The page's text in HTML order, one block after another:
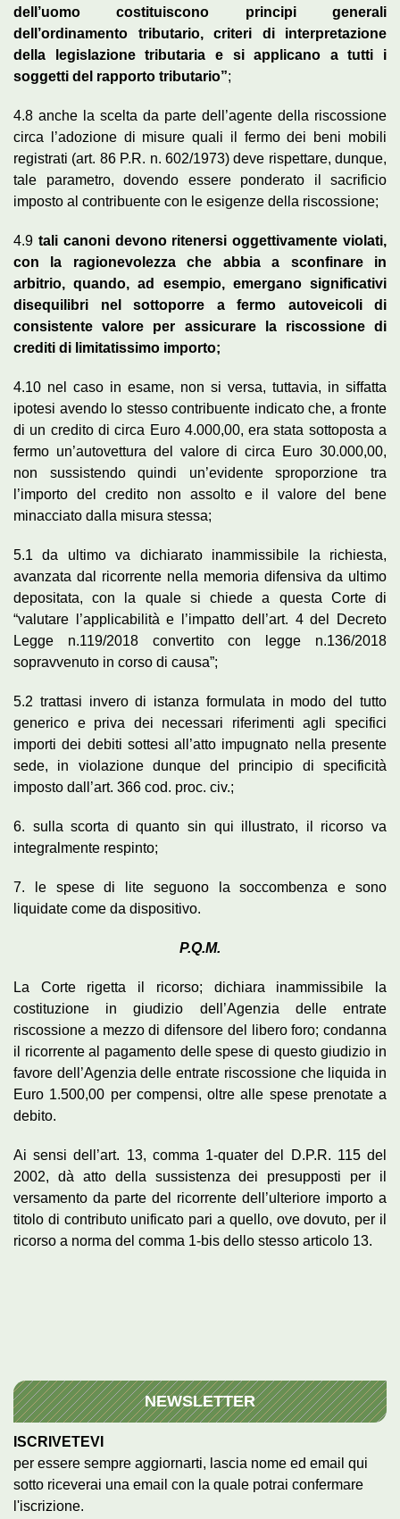
dell’uomo costituiscono principi generali
dell’ordinamento tributario, criteri di interpretazione
della legislazione tributaria e si applicano a tutti i
soggetti del rapporto tributario”;
4.8 anche la scelta da parte dell’agente della riscossione
circa l’adozione di misure quali il fermo dei beni mobili
registrati (art. 86 P.R. n. 602/1973) deve rispettare, dunque,
tale parametro, dovendo essere ponderato il sacrificio
imposto al contribuente con le esigenze della riscossione;
4.9 tali canoni devono ritenersi oggettivamente violati,
con la ragionevolezza che abbia a sconfinare in
arbitrio, quando, ad esempio, emergano significativi
disequilibri nel sottoporre a fermo autoveicoli di
consistente valore per assicurare la riscossione di
crediti di limitatissimo importo;
4.10 nel caso in esame, non si versa, tuttavia, in siffatta
ipotesi avendo lo stesso contribuente indicato che, a fronte
di un credito di circa Euro 4.000,00, era stata sottoposta a
fermo un’autovettura del valore di circa Euro 30.000,00,
non sussistendo quindi un’evidente sproporzione tra
l’importo del credito non assolto e il valore del bene
minacciato dalla misura stessa;
5.1 da ultimo va dichiarato inammissibile la richiesta,
avanzata dal ricorrente nella memoria difensiva da ultimo
depositata, con la quale si chiede a questa Corte di
“valutare l’applicabilità e l’impatto dell’art. 4 del Decreto
Legge n.119/2018 convertito con legge n.136/2018
sopravvenuto in corso di causa”;
5.2 trattasi invero di istanza formulata in modo del tutto
generico e priva dei necessari riferimenti agli specifici
importi dei debiti sottesi all’atto impugnato nella presente
sede, in violazione dunque del principio di specificità
imposto dall’art. 366 cod. proc. civ.;
6. sulla scorta di quanto sin qui illustrato, il ricorso va
integralmente respinto;
7. le spese di lite seguono la soccombenza e sono
liquidate come da dispositivo.
P.Q.M.
La Corte rigetta il ricorso; dichiara inammissibile la
costituzione in giudizio dell’Agenzia delle entrate
riscossione a mezzo di difensore del libero foro; condanna
il ricorrente al pagamento delle spese di questo giudizio in
favore dell’Agenzia delle entrate riscossione che liquida in
Euro 1.500,00 per compensi, oltre alle spese prenotate a
debito.
Ai sensi dell’art. 13, comma 1-quater del D.P.R. 115 del
2002, dà atto della sussistenza dei presupposti per il
versamento da parte del ricorrente dell’ulteriore importo a
titolo di contributo unificato pari a quello, ove dovuto, per il
ricorso a norma del comma 1-bis dello stesso articolo 13.
NEWSLETTER
ISCRIVETEVI
per essere sempre aggiornarti, lascia nome ed email qui
sotto riceverai una email con la quale potrai confermare
l'iscrizione.